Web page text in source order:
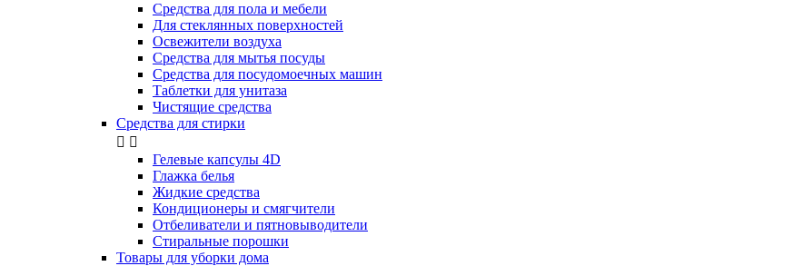
Cредства для пола и мебели
Для стеклянных поверхностей
Освежители воздуха
Средства для мытья посуды
Средства для посудомоечных машин
Таблетки для унитаза
Чистящие средства
Средства для стирки
 
Гелевые капсулы 4D
Глажка белья
Жидкие средства
Кондиционеры и смягчители
Отбеливатели и пятновыводители
Стиральные порошки
Товары для уборки дома